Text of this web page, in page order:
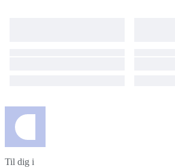
Til dig i